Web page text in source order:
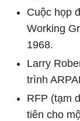
Cuộc họp
Working
1968.
Larry
trình
RFP (tạm
tiên cho